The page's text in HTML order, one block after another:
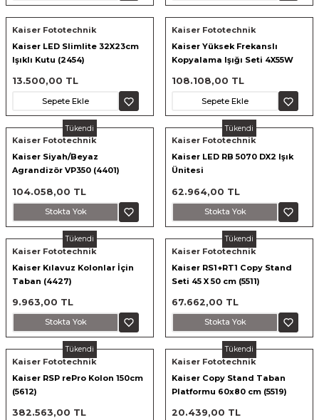
Kaiser Fototechnik
Kaiser LED Slimlite 32X23cm
Işıklı Kutu (2454)
13.500,00 TL
Sepete Ekle
Kaiser Fototechnik
Kaiser Yüksek Frekanslı
Kopyalama Işığı Seti 4X55W
108.108,00 TL
Sepete Ekle
Tükendi
Kaiser Fototechnik
Kaiser Siyah/Beyaz
Agrandizör VP350 (4401)
104.058,00 TL
Stokta Yok
Tükendi
Kaiser Fototechnik
Kaiser LED RB 5070 DX2 Işık
Ünitesi
62.964,00 TL
Stokta Yok
Tükendi
Kaiser Fototechnik
Kaiser Kılavuz Kolonlar İçin
Taban (4427)
9.963,00 TL
Stokta Yok
Tükendi
Kaiser Fototechnik
Kaiser RS1+RT1 Copy Stand
Seti 45 X 50 cm (5511)
67.662,00 TL
Stokta Yok
Tükendi
Kaiser Fototechnik
Kaiser RSP rePro Kolon 150cm
(5612)
382.563,00 TL
Tükendi
Kaiser Fototechnik
Kaiser Copy Stand Taban
Platformu 60x80 cm (5519)
20.439,00 TL